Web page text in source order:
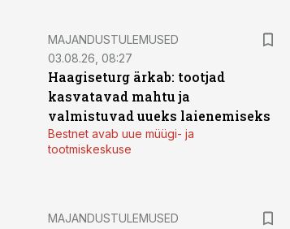
MAJANDUSTULEMUSED
03.08.26, 08:27
Haagiseturg ärkab: tootjad
kasvatavad mahtu ja
valmistuvad uueks laienemiseks
Bestnet avab uue müügi- ja
tootmiskeskuse
MAJANDUSTULEMUSED